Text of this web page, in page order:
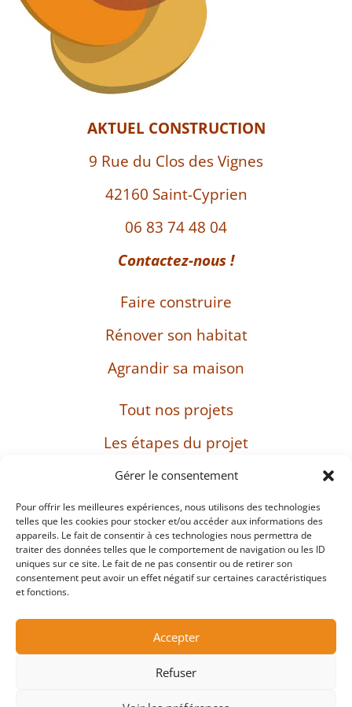
Gérer le consentement
Pour offrir les meilleures expériences, nous utilisons des technologies
telles que les cookies pour stocker et/ou accéder aux informations des
appareils. Le fait de consentir à ces technologies nous permettra de
traiter des données telles que le comportement de navigation ou les ID
uniques sur ce site. Le fait de ne pas consentir ou de retirer son
consentement peut avoir un effet négatif sur certaines caractéristiques
et fonctions.
Accepter
Refuser
AKTUEL CONSTRUCTION
9 Rue du Clos des Vignes
42160 Saint-Cyprien
06 83 74 48 04
Contactez-nous !
Faire construire
Rénover son habitat
Agrandir sa maison
Tout nos projets
Les étapes du projet
L’entreprise
SIRET : 482 897 469 00037 – Capital : 8 000 euros
– TVA intracommunautaire : FR38482897469
Protection des données personnelles et cookies